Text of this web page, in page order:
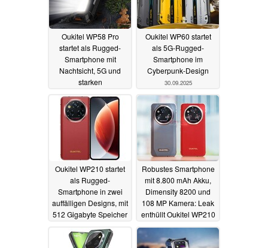
Oukitel WP58 Pro
startet als Rugged-
Smartphone mit
Nachtsicht, 5G und
starken
13.10.2025
Oukitel WP60 startet
als 5G-Rugged-
Smartphone im
Cyberpunk-Design
30.09.2025
Oukitel WP210 startet
als Rugged-
Smartphone in zwei
auffälligen Designs, mit
512 Gigabyte Speicher
Robustes Smartphone
mit 8.800 mAh Akku,
Dimensity 8200 und
108 MP Kamera: Leak
enthüllt Oukitel WP210
04.08.2025